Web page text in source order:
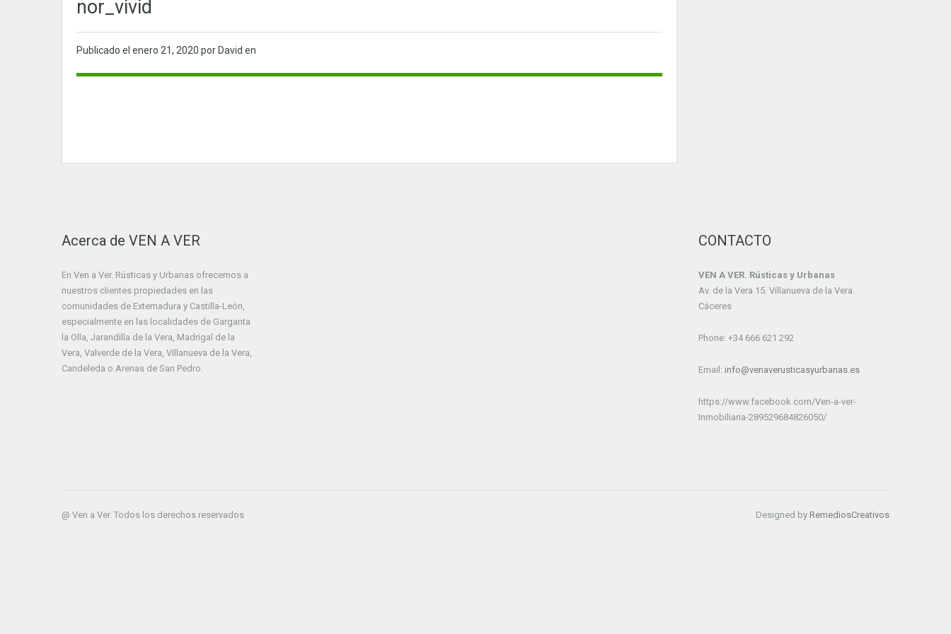
nor_vivid
Publicado el enero 21, 2020 por David en
Acerca de VEN A VER
En Ven a Ver. Rústicas y Urbanas ofrecemos a
nuestros clientes propiedades en las
comunidades de Extemadura y Castilla-León,
especialmente en las localidades de Garganta
la Olla, Jarandilla de la Vera, Madrigal de la
Vera, Valverde de la Vera, Villanueva de la Vera,
Candeleda o Arenas de San Pedro.
CONTACTO
VEN A VER. Rústicas y Urbanas
Av. de la Vera 15. Villanueva de la Vera.
Cáceres
Phone: +34 666 621 292
Email: info@venaverusticasyurbanas.es
https://www.facebook.com/Ven-a-ver-
Inmobiliaria-289529684826050/
@ Ven a Ver. Todos los derechos reservados Designed by RemediosCreativos